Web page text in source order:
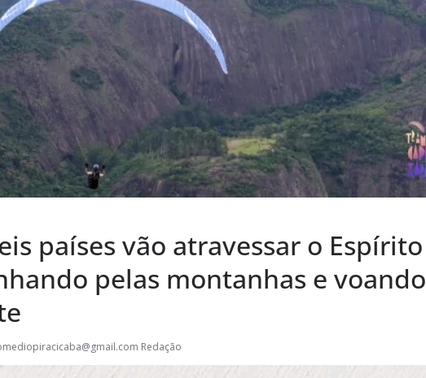
países vão atravessar o Espírito
pelas montanhas e voando
Redação